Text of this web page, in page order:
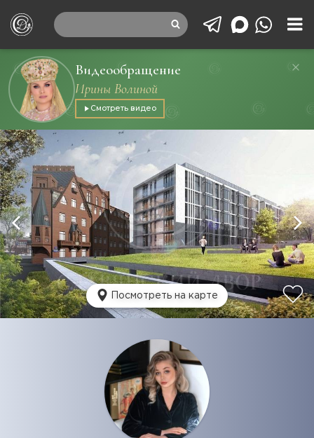
Видеообращение
Ирины Волиной
Смотреть видео
Посмотреть на карте